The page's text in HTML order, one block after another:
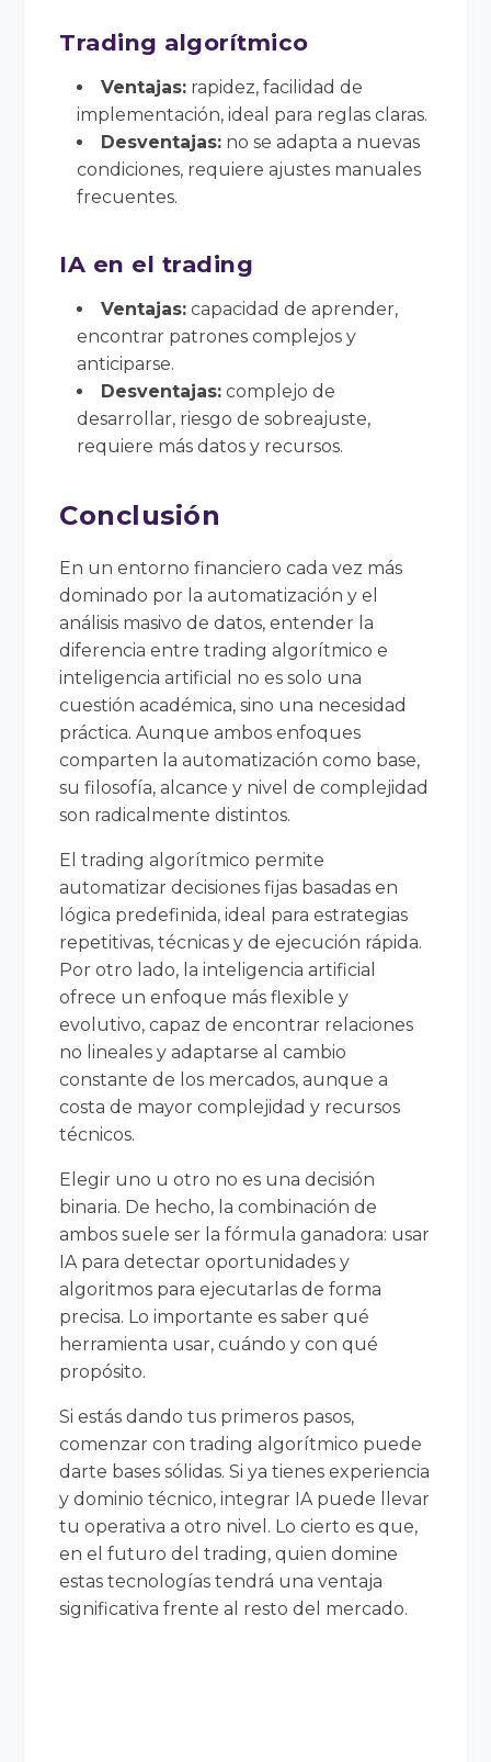
Trading algorítmico
Ventajas: rapidez, facilidad de
implementación, ideal para reglas claras.
Desventajas: no se adapta a nuevas
condiciones, requiere ajustes manuales
frecuentes.
IA en el trading
Ventajas: capacidad de aprender,
encontrar patrones complejos y
anticiparse.
Desventajas: complejo de
desarrollar, riesgo de sobreajuste,
requiere más datos y recursos.
Conclusión
En un entorno financiero cada vez más
dominado por la automatización y el
análisis masivo de datos, entender la
diferencia entre trading algorítmico e
inteligencia artificial no es solo una
cuestión académica, sino una necesidad
práctica. Aunque ambos enfoques
comparten la automatización como base,
su filosofía, alcance y nivel de complejidad
son radicalmente distintos.
El trading algorítmico permite
automatizar decisiones fijas basadas en
lógica predefinida, ideal para estrategias
repetitivas, técnicas y de ejecución rápida.
Por otro lado, la inteligencia artificial
ofrece un enfoque más flexible y
evolutivo, capaz de encontrar relaciones
no lineales y adaptarse al cambio
constante de los mercados, aunque a
costa de mayor complejidad y recursos
técnicos.
Elegir uno u otro no es una decisión
binaria. De hecho, la combinación de
ambos suele ser la fórmula ganadora: usar
IA para detectar oportunidades y
algoritmos para ejecutarlas de forma
precisa. Lo importante es saber qué
herramienta usar, cuándo y con qué
propósito.
Si estás dando tus primeros pasos,
comenzar con trading algorítmico puede
darte bases sólidas. Si ya tienes experiencia
y dominio técnico, integrar IA puede llevar
tu operativa a otro nivel. Lo cierto es que,
en el futuro del trading, quien domine
estas tecnologías tendrá una ventaja
significativa frente al resto del mercado.